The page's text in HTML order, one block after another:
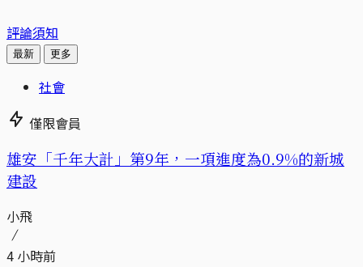
評論須知
最新 更多
社會
僅限會員
​​雄安「千年大計」第9年，一項進度為0.9%的新城
建設
小飛
4 小時前